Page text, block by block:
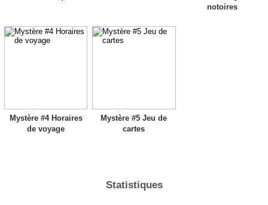
notoires
Mystère #4 Horaires
de voyage
Mystère #5 Jeu de
cartes
Statistiques